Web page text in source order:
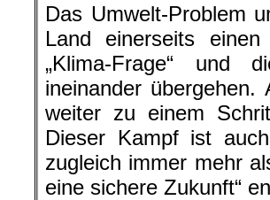
Das Umwelt-Problem
Land einerseits
„Klima-Frage“ und
ineinander
weiter zu einem
Dieser Kampf ist
zugleich immer mehr
eine sichere Zukunft“